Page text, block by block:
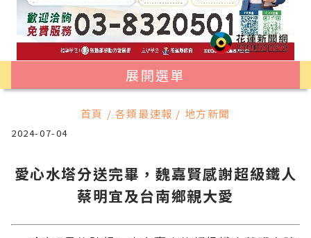
展開選單
首頁 / 各類最速報 / 地方新聞
2024-07-04
愛心水塔分送完畢，魏嘉賢感謝超級鐵人
蔡明宜及台南鄉親大愛